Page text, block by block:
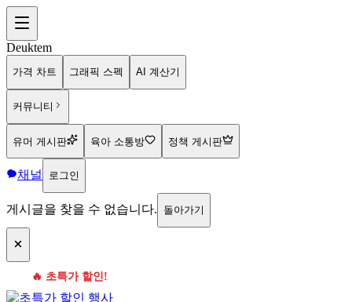
Deuktem
가격 차트 그래픽 스펙 AI 계산기
커뮤니티
유머 게시판 육아 소통방 정책 게시판
채널 로그인
게시글을 찾을 수 없습니다. 돌아가기
🔥 초특가 할인!